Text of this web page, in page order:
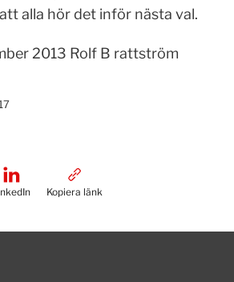
alla hör det inför nästa val.
2013 Rolf B rattström
Kopiera länk